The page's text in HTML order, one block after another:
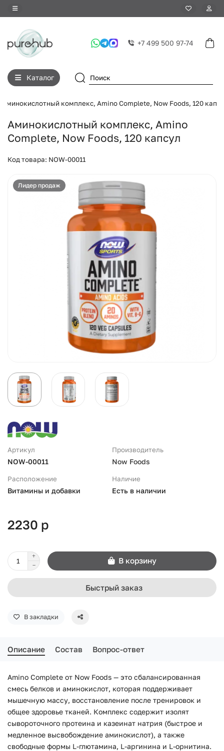
+7 499 500 97-74
Каталог
Аминокислотный комплекс, Amino Complete, Now Foods, 120
Аминокислотный комплекс, Amino
Complete, Now Foods, 120 капсул
Код товара: NOW-00011
Лидер продаж
Артикул
NOW-00011
Производитель
Now Foods
Расположение
Витамины и добавки
Наличие
Есть в наличии
2230 р
В корзину
Быстрый заказ
В закладки
Описание Состав Вопрос-ответ
Amino Complete от Now Foods — это сбалансированная
смесь белков и аминокислот, которая поддерживает
мышечную массу, восстановление после тренировок и
общее здоровье тканей. Комплекс содержит изолят
сывороточного протеина и казеинат натрия (быстрое и
медленное высвобождение аминокислот), а также
свободные формы L-глютамина, L-аргинина и L-орнитина.